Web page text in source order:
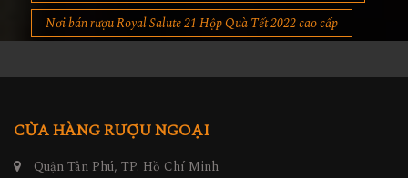
Nơi bán rượu Royal Salute 21 Hộp Quà Tết 2022 cao cấp
CỬA HÀNG RƯỢU NGOẠI
Quận Tân Phú, TP. Hồ Chí Minh